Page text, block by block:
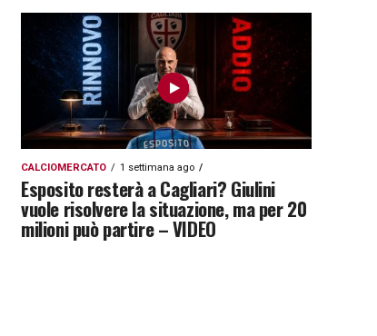
CALCIOMERCATO 1 settimana ago
Esposito resterà a Cagliari? Giulini
vuole risolvere la situazione, ma per 20
milioni può partire – VIDEO